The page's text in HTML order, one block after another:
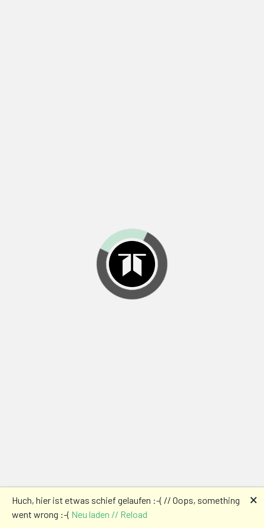
Huch, hier ist etwas schief gelaufen :-( // Oops, something
went wrong :-( Neu laden // Reload
🗙